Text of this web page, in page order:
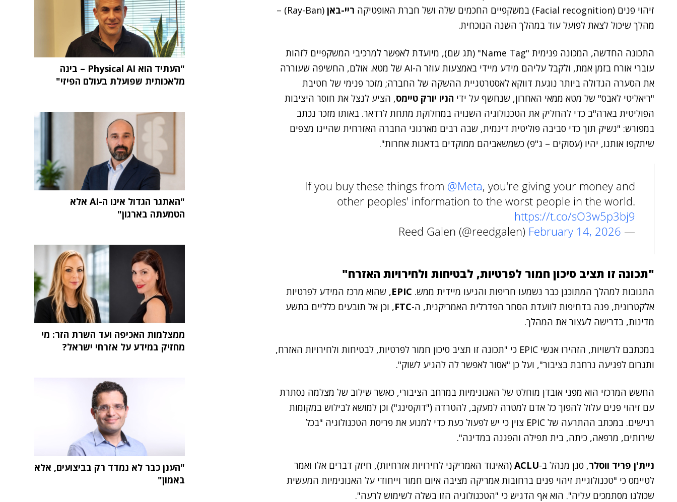
זיהוי פנים (Facial recognition) במשקפיים החכמים שלה ושל חברת האופטיקה
ריי-באן
(Ray-Ban) –
מהלך שיכול לצאת לפועל עוד במהלך השנה הנוכחית.
התכונה החדשה, המכונה פנימית "Name Tag" (תג שם), מיועדת לאפשר למרכיבי המשקפיים לזהות
עוברי אורח בזמן אמת, ולקבל עליהם מידע מיידי באמצעות עוזר ה-AI של מטא. אולם, החשיפה שעוררה
את הסערה הגדולה ביותר נוגעת דווקא לאסטרטגיית ההשקה של החברה; מזכר פנימי של חטיבת
"ריאליטי לאבס" של מטא ממאי האחרון, שנחשף על ידי הניו יורק טיימס, הציע לנצל את חוסר היציבות
הפוליטית בארה"ב כדי להחליק את הטכנולוגיה השנויה במחלוקת מתחת לרדאר. באותו מזכר נכתב
במפורש: "נשיק תוך כדי סביבה פוליטית דינמית, שבה רבים מארגוני החברה האזרחית שהיינו מצפים
שיתקפו אותנו, יהיו (עסוקים – ג"פ) כשמשאביהם ממוקדים בדאגות אחרות".
If you buy these things from @Meta, you're giving your money and
other peoples' information to the worst people in the world.
https://t.co/sO3w5p3bj9
— Reed Galen (@reedgalen)
February 14, 2026
"תכונה זו תציב סיכון חמור לפרטיות, לבטיחות ולחירויות האזרח"
התגובות למהלך המתוכנן כבר נשמעו חריפות והגיעו מיידית ממש. EPIC, שהוא מרכז המידע לפרטיות
אלקטרונית, פנה בדחיפות לוועדת הסחר הפדרלית האמריקנית, ה-FTC, וכן אל תובעים כלליים בתשע
מדינות, בדרישה לעצור את המהלך.
במכתבם לרשויות, הזהירו אנשי EPIC כי "תכונה זו תציב סיכון חמור לפרטיות, לבטיחות ולחירויות האזרח,
ותגרום לפגיעה נרחבת בציבור", ועל כן "אסור לאפשר לה להגיע לשוק".
החשש המרכזי הוא מפני אובדן מוחלט של האנונימיות במרחב הציבורי, כאשר שילוב של מצלמה נסתרת
עם זיהוי פנים עלול להפוך כל אדם למטרה למעקב, להטרדה ("דוקסינג") וכן למושא לבילוש במקומות
רגישים. במכתב ההתרעה של EPIC צוין כי יש לפעול כעת כדי למנוע את פריסת הטכנולוגיה "בכל
שירותים, מרפאה, כיתה, בית תפילה והפגנה במדינה".
ניית'ן פריד ווסלר, סגן מנהל ב-ACLU (האיגוד האמריקני לחירויות אזרחיות), חיזק דברים אלו ואמר
לטיימס כי "טכנולוגיית זיהוי פנים ברחובות אמריקה מציבה איום חמור וייחודי על האנונימיות המעשית
שכולנו מסתמכים עליה". הוא אף הדגיש כי "הטכנולוגיה הזו בשלה לשימוש לרעה".
"העתיד הוא Physical AI – בינה
מלאכותית שפועלת בעולם הפיזי"
"האתגר הגדול אינו ה-AI אלא
הטמעתה בארגון"
ממצלמות האכיפה ועד השרת הזר: מי
מחזיק במידע על אזרחי ישראל?
"הענן כבר לא נמדד רק בביצועים, אלא
באמון"